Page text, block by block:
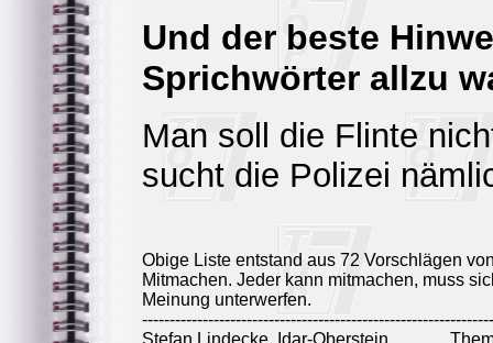
Und der beste
Sprichwörter allzu
Man soll die Flinte
sucht die Polizei
Obige Liste entstand aus 72 Vorschlägen
Mitmachen. Jeder kann mitmachen, muss
Meinung unterwerfen.
Stefan Lindecke, Idar-Oberstein